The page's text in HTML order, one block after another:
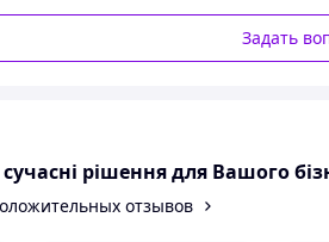
Задать
рішення для Вашого
отзывов